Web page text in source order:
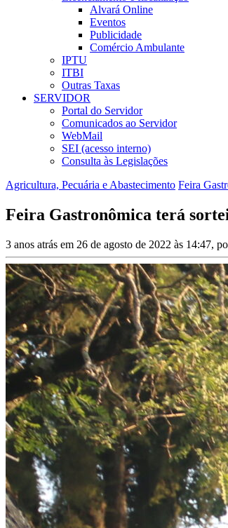
Alvará Online
Eventos
Publicidade
Comércio Ambulante
IPTU
ITBI
Outras Taxas
SERVIDOR
Portal do Servidor
Comunicados ao Servidor
WebMail
SEI (acesso interno)
Consulta às Legislações
Agricultura, Pecuária e Abastecimento Feira
Feira Gastronômica terá
3 anos atrás em 26 de agosto de 2022 às 14:47,